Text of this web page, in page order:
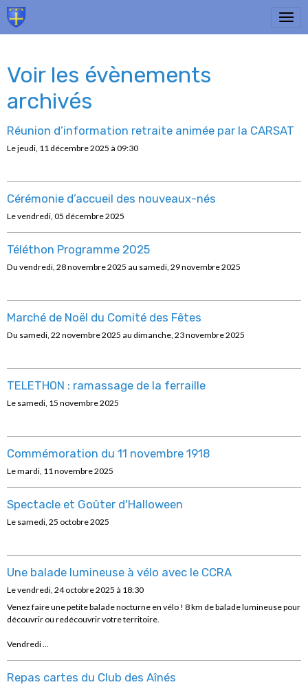
Voir les évènements
archivés
Réunion d’information retraite animée par la CARSAT
Le jeudi, 11 décembre 2025 à 09:30
Cérémonie d’accueil des nouveaux-nés
Le vendredi, 05 décembre 2025
Téléthon Programme 2025
Du vendredi, 28 novembre 2025 au samedi, 29 novembre 2025
Marché de Noël du Comité des Fêtes
Du samedi, 22 novembre 2025 au dimanche, 23 novembre 2025
TELETHON : ramassage de la ferraille
Le samedi, 15 novembre 2025
Commémoration du 11 novembre 1918
Le mardi, 11 novembre 2025
Spectacle et Goûter d'Halloween
Le samedi, 25 octobre 2025
Une balade lumineuse à vélo avec le CCRA
Le vendredi, 24 octobre 2025 à 18:30
Venez faire une petite balade nocturne en vélo ! 8 km de balade lumineuse pour
découvrir ou redécouvrir votre territoire.
Vendredi ...
Repas cartes du Club des Aînés